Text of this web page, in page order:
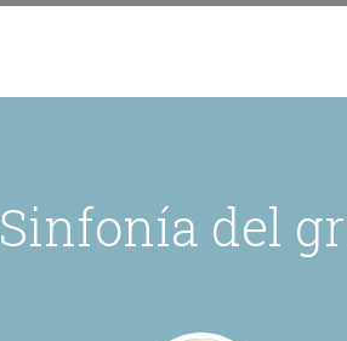
Sinfonía del